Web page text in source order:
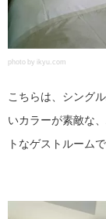
photo by ikyu.com
こちらは、シング
いカラーが素敵な
トなゲストルームで